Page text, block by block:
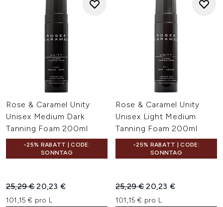
Rose & Caramel Unity
Unisex Medium Dark
Tanning Foam 200ml
-25% RABATT | CODE:
SONNTAG
Unverbindliche Preisempfehlung:
25,29 €Aktueller Preis:
20,23 €
101,15 € pro L
Rose & Caramel Unity
Unisex Light Medium
Tanning Foam 200ml
-25% RABATT | CODE:
SONNTAG
Unverbindliche
25,29 €Aktueller Preis:
20,23 €
101,15 € pro L